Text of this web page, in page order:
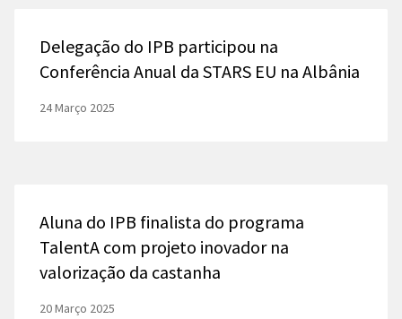
Delegação do IPB participou na
Conferência Anual da STARS EU na Albânia
24 Março 2025
Aluna do IPB finalista do programa
TalentA com projeto inovador na
valorização da castanha
20 Março 2025